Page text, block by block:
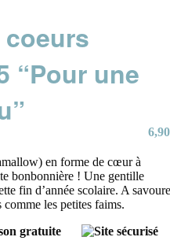
“Pour une
6,90
en forme de cœur à
bonbonnière ! Une gentille
fin d’année scolaire. A
les petites faims.